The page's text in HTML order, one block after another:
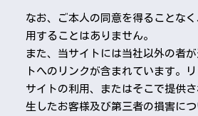
なお、ご本人の同意を得ることな
用することはありません。
また、当サイトには当社以外の者
トへのリンクが含まれています。
サイトの利用、またはそこで提供
生したお客様及び第三者の損害に